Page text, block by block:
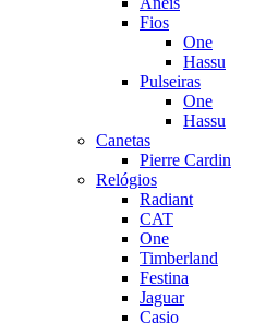
Fios
One
Hassu
Pulseiras
One
Hassu
Canetas
Pierre Cardin
Relógios
Radiant
CAT
One
Timberland
Festina
Jaguar
Casio